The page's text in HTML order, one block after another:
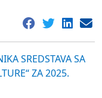
SREDSTAVA SA
ZA 2025.